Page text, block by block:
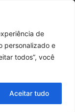
de
personalizado e
todos”, você
Aceitar tudo